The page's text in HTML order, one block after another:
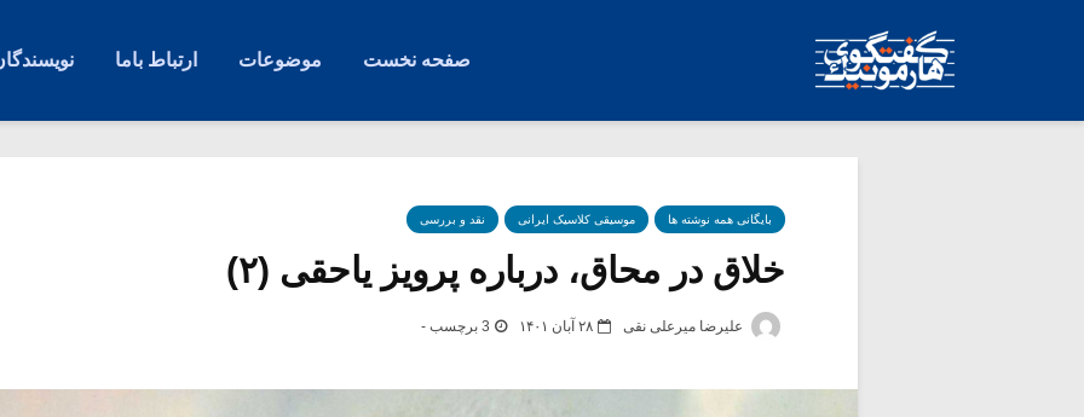
صفحه نخست موضوعات ارتباط باما
بایگانی همه نوشته ها موسیقی کلاسیک ایرانی نقد و بررسی
خلاق در محاق، درباره پرویز یاحقی (۲)
علیرضا میرعلی نقی ۲۸ آبان ۱۴۰۱ 3 برچسب -